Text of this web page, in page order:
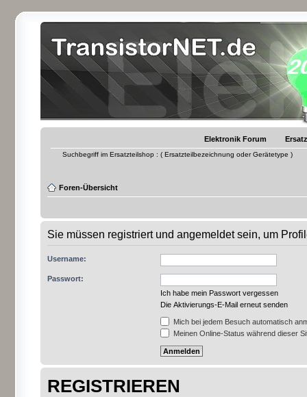
Elektronik Forum
Suchbegriff im Ersatzteilshop : ( Ersatzteilbezeichnung oder Gerätetype )
Foren-Übersicht
Sie müssen registriert und angemeldet sein, um
Username:
Passwort:
Ich habe mein Passwort vergessen
Die Aktivierungs-E-Mail erneut senden
Mich bei jedem Besuch automatisch
Meinen Online-Status während dieser
REGISTRIEREN